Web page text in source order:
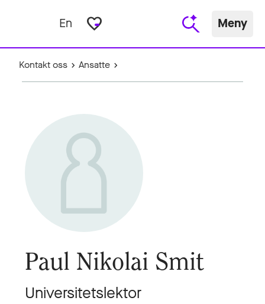
En favorite_border Meny
Kontakt oss Ansatte
Paul Nikolai Smit
Universitetslektor